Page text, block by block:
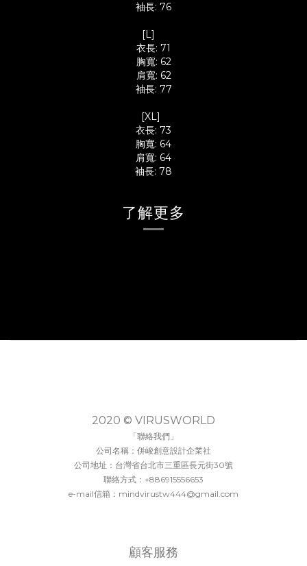
袖長: 76
[L]
衣長: 71
胸寬: 62
肩寬: 62
袖長: 77
[XL]
衣長: 73
胸寬: 64
肩寬: 64
袖長: 78
了解更多
2020 © VIRUSWORLD
「聯絡我們」
公司名稱：併峻創意設計企業社
公司地址：台灣省台北市三重區長元街30號
聯絡方式：+886915556653
e-mail信箱：mindvirustw444@gmail.com
顧客服務